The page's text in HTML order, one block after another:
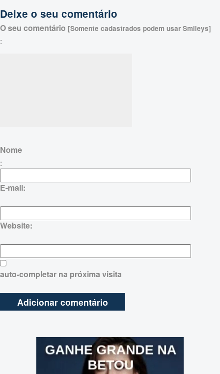
Deixe o seu comentário
O seu comentário [Somente cadastrados podem usar Smileys]
:
Nome
:
E-mail:
Website:
auto-completar na próxima visita